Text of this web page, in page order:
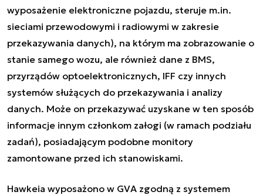
wyposażenie elektroniczne pojazdu, steruje m.in.
sieciami przewodowymi i radiowymi w zakresie
przekazywania danych), na którym ma zobrazowanie o
stanie samego wozu, ale również dane z BMS,
przyrządów optoelektronicznych, IFF czy innych
systemów służących do przekazywania i analizy
danych. Może on przekazywać uzyskane w ten sposób
informacje innym członkom załogi (w ramach podziału
zadań), posiadającym podobne monitory
zamontowane przed ich stanowiskami.
Hawkeia wyposażono w GVA zgodną z systemem